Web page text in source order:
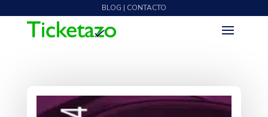
BLOG | CONTACTO